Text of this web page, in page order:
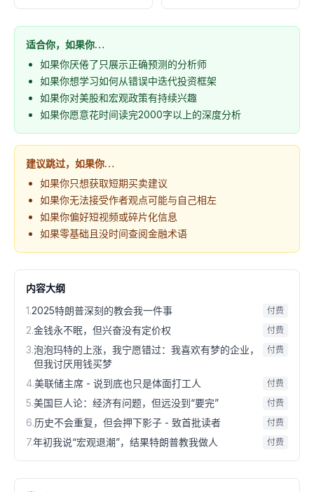
适合你，如果你…
如果你厌倦了只展示正确预测的分析师
如果你想学习如何从错误中迭代投资框架
如果你对美股和宏观政策有持续兴趣
如果你愿意花时间读完2000字以上的深度分析
建议跳过，如果你…
如果你只想获取短期买卖建议
如果你无法接受作者观点可能与自己相左
如果你偏好短视频或碎片化信息
如果零基础且没时间查阅金融术语
内容大纲
1.2025特朗普深刻的教会我一件事 付费
2.金钱永不眠，但兴奋没有定价权 付费
3.泡泡玛特的上涨，我宁愿错过：我喜欢有梦的企业，
但我讨厌用钱买梦
付费
4.美联储主席 - 说到底也只是体面打工人 付费
5.美国巨人论：经济有问题，但远没到“要完” 付费
6.历史不会重复，但会押下影子 - 致首批读者 付费
7.年初我说“宏观退潮”，结果特朗普教我做人 付费